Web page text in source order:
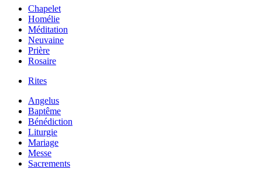
Chapelet
Homélie
Méditation
Neuvaine
Prière
Rosaire
Rites
Angelus
Baptême
Bénédiction
Liturgie
Mariage
Messe
Sacrements